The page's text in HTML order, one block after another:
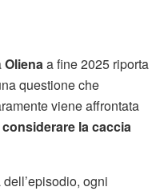
Olienaa fine 2025 riporta
questione che
viene affrontata
la caccia
ogni